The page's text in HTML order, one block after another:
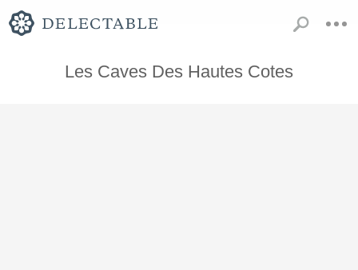
Les Caves Des Hautes Cotes